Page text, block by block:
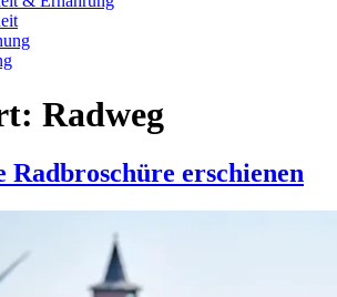
Radweg
Radbroschüre erschienen